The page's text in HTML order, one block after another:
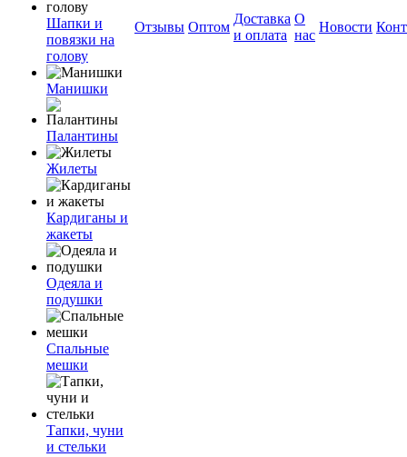
Шапки и
повязки на
голову
Манишки
Палантины
Жилеты
Кардиганы и
жакеты
Одеяла и
подушки
Спальные
мешки
Тапки, чуни
и стельки
Отзывы Оптом
Доставка
и оплата
О
нас
Новости